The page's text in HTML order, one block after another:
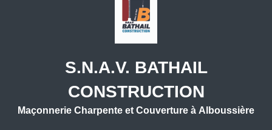
S.N.A.V. BATHAIL
CONSTRUCTION
Maçonnerie Charpente et Couverture à Alboussière